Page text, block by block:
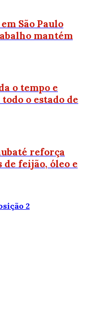
São Paulo
mantém
o tempo e
o estado de
reforça
de feijão, óleo e